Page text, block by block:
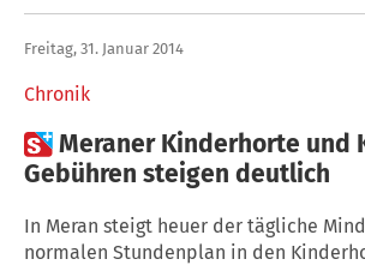
Chronik
Freitag, 31. Januar 2014
Meraner Kinderhorte und
Gebühren steigen deutlich
In Meran steigt heuer der tägliche
normalen Stundenplan in den